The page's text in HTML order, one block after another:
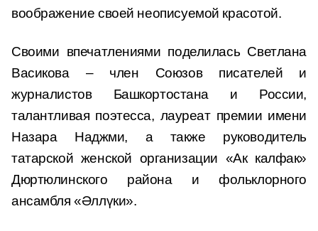
воображение своей неописуемой красотой.
Своими впечатлениями поделилась Светлана
Васикова – член Союзов писателей и
журналистов Башкортостана и России,
талантливая поэтесса, лауреат премии имени
Назара Наджми, а также руководитель
татарской женской организации «Ак калфак»
Дюртюлинского района и фольклорного
ансамбля «Әллүки».